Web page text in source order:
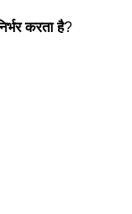
करता है?